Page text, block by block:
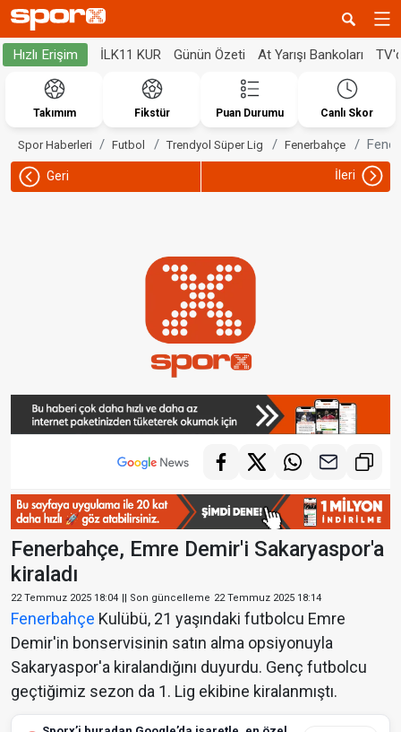
Hızlı Erişim İLK11 KUR Günün Özeti At Yarışı Bankoları
Takımım Fikstür Puan Durumu Canlı Skor
Spor Haberleri Futbol Trendyol Süper Lig Fenerbahçe
Geri İleri
Fenerbahçe, Emre Demir'i Sakaryaspor'a
kiraladı
22 Temmuz 2025 18:04 || Son güncelleme 22 Temmuz 2025 18:14
Fenerbahçe Kulübü, 21 yaşındaki futbolcu Emre
Demir'in bonservisinin satın alma opsiyonuyla
Sakaryaspor'a kiralandığını duyurdu. Genç futbolcu
geçtiğimiz sezon da 1. Lig ekibine kiralanmıştı.